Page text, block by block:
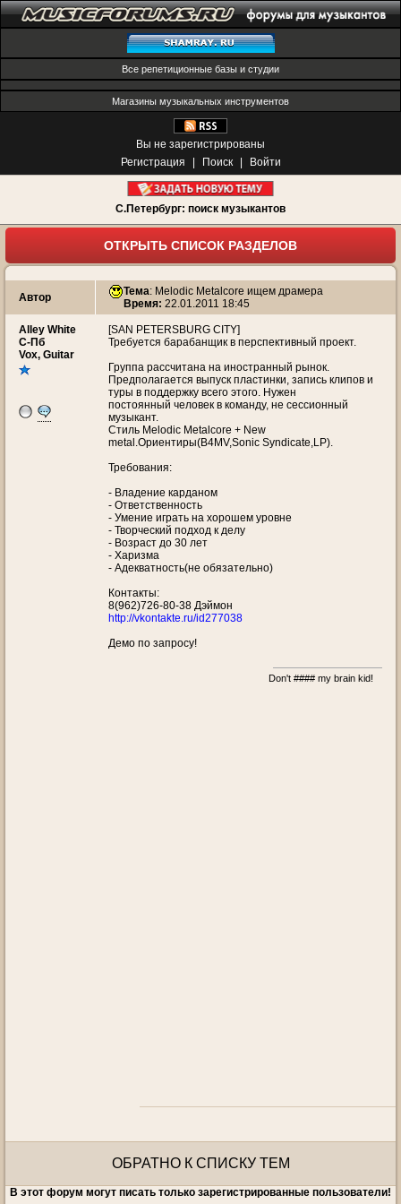
Все репетиционные базы и студии
Магазины музыкальных инструментов
Вы не зарегистрированы
Регистрация
Поиск Войти
С.Петербург: поиск музыкантов
ОТКРЫТЬ СПИСОК РАЗДЕЛОВ
Автор Тема: Melodic Metalcore ищем драмера
Время: 22.01.2011 18:45
Alley White
С-Пб
Vox, Guitar
[SAN PETERSBURG CITY]
Требуется барабанщик в перспективный проект.
Группа рассчитана на иностранный рынок.
Предполагается выпуск пластинки, запись клипов и
туры в поддержку всего этого. Нужен
постоянный человек в команду, не сессионный
музыкант.
Стиль Melodic Metalcore + New
metal.Ориентиры(B4MV,Sonic Syndicate,LP).
Требования:
- Владение карданом
- Ответственность
- Умение играть на хорошем уровне
- Творческий подход к делу
- Возраст до 30 лет
- Харизма
- Адекватность(не обязательно)
Контакты:
8(962)726-80-38 Дэймон
http://vkontakte.ru/id277038
Демо по запросу!
Don't #### my brain kid!
ОБРАТНО К СПИСКУ ТЕМ
В этот форум могут писать только зарегистрированные пользователи!